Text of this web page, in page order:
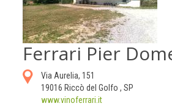
Ferrari Pier
Via Aurelia, 151
19016 Riccò del Golfo,SP
www.vinoferrari.it